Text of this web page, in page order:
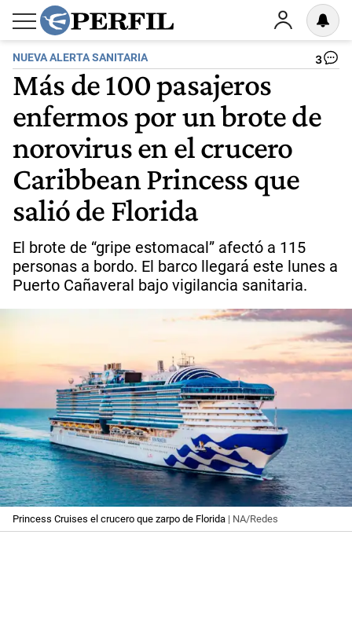
NUEVA ALERTA SANITARIA 3
Más de 100 pasajeros
enfermos por un brote de
norovirus en el crucero
Caribbean Princess que
salió de Florida
El brote de “gripe estomacal” afectó a 115
personas a bordo. El barco llegará este lunes a
Puerto Cañaveral bajo vigilancia sanitaria.
Princess Cruises el crucero que zarpo de Florida | NA/Redes